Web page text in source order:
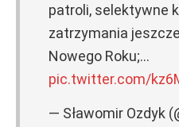
patroli, selektywne
zatrzymania
Nowego Roku;…
pic.twitter.com/
— Sławomir Ozdyk